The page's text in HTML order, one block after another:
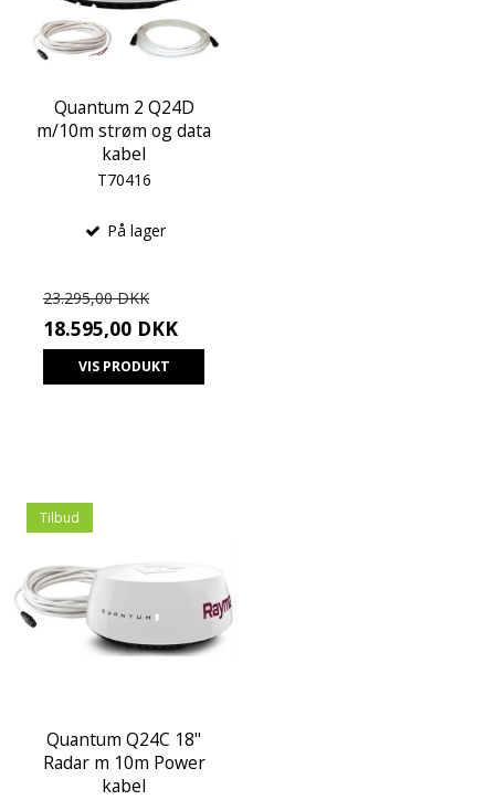
Quantum 2 Q24D
m/10m strøm og data
kabel
T70416
På lager
23.295,00 DKK
18.595,00 DKK
VIS PRODUKT
Tilbud
Quantum Q24C 18"
Radar m 10m Power
kabel